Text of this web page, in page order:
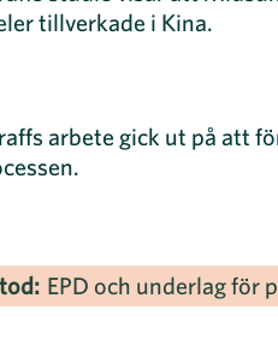
tillverkade i Kina.
arbete gick ut på att
EPD och underlag för